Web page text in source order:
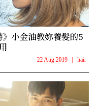
小金油教妳養髮的5
22 Aug 2019 hair